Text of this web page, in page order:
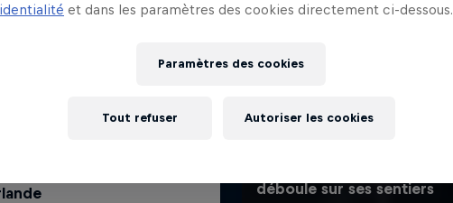
et dans les paramètres des cookies directement ci-dessous.
Paramètres des cookies
Tout refuser Autoriser les cookies